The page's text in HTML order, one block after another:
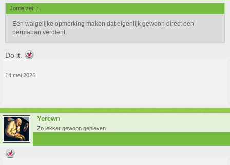
Jorrie zei: ↑
Een walgelijke opmerking maken dat eigenlijk gewoon direct een
permaban verdient.
Do it.
14 mei 2026
Yerewn
Zo lekker gewoon gebleven